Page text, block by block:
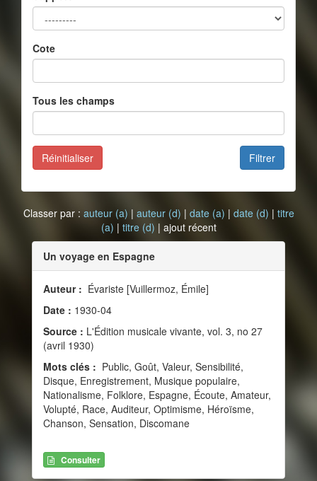
Cote
Tous les champs
Filtrer
Réinitialiser
Classer par : auteur (a) | auteur (d) | date (a) | date (d) | titre
(a) | titre (d) | ajout récent
Un voyage en Espagne
Auteur : Évariste [Vuillermoz, Émile]
Date : 1930-04
Source : L'Édition musicale vivante, vol. 3, no 27
(avril 1930)
Mots clés : Public, Goût, Valeur, Sensibilité,
Disque, Enregistrement, Musique populaire,
Nationalisme, Folklore, Espagne, Écoute, Amateur,
Volupté, Race, Auditeur, Optimisme, Héroïsme,
Chanson, Sensation, Discomane
Consulter